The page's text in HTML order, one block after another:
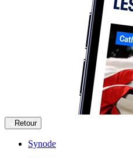
Retour
Synode